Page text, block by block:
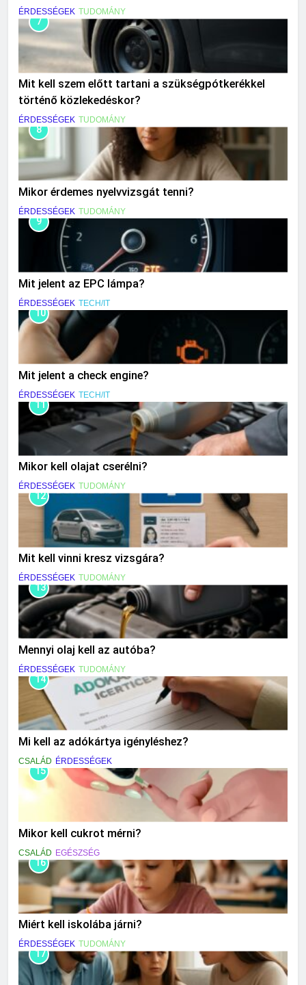
ÉRDESSÉGEK TUDOMÁNY
7
Mit kell szem előtt tartani a szükségpótkerékkel
történő közlekedéskor?
ÉRDESSÉGEK TUDOMÁNY
8
Mikor érdemes nyelvvizsgát tenni?
ÉRDESSÉGEK TUDOMÁNY
9
Mit jelent az EPC lámpa?
ÉRDESSÉGEK TECH/IT
10
Mit jelent a check engine?
ÉRDESSÉGEK TECH/IT
11
Mikor kell olajat cserélni?
ÉRDESSÉGEK TUDOMÁNY
12
Mit kell vinni kresz vizsgára?
ÉRDESSÉGEK TUDOMÁNY
13
Mennyi olaj kell az autóba?
ÉRDESSÉGEK TUDOMÁNY
14
Mi kell az adókártya igényléshez?
CSALÁD ÉRDESSÉGEK
15
Mikor kell cukrot mérni?
CSALÁD EGÉSZSÉG
16
Miért kell iskolába járni?
ÉRDESSÉGEK TUDOMÁNY
17